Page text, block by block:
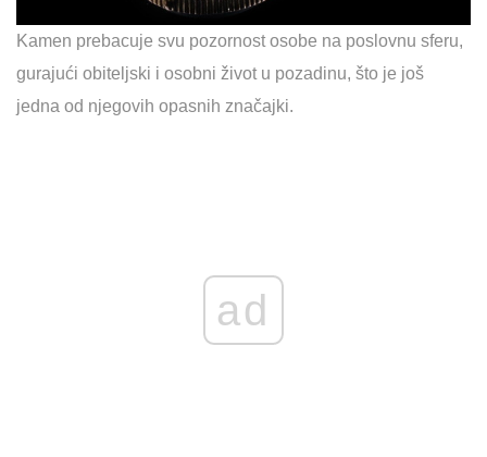
Kamen prebacuje svu pozornost osobe na poslovnu sferu,
gurajući obiteljski i osobni život u pozadinu, što je još
jedna od njegovih opasnih značajki.
ad